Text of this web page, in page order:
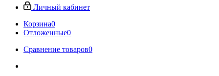
Личный кабинет
Корзина0
Отложенные0
Сравнение товаров0